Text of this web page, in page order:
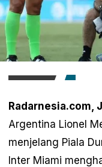
Radarnesia.com,
Argentina Lionel
menjelang Piala
Inter Miami